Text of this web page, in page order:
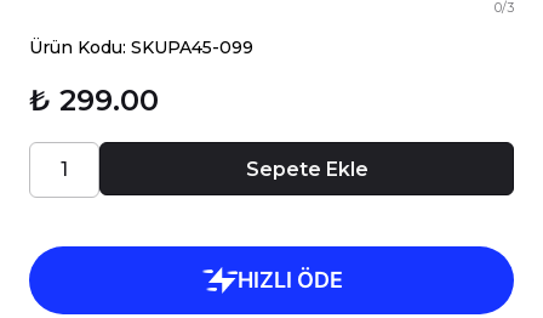
0/3
Ürün Kodu: SKUPA45-099
₺ 299.00
Sepete Ekle